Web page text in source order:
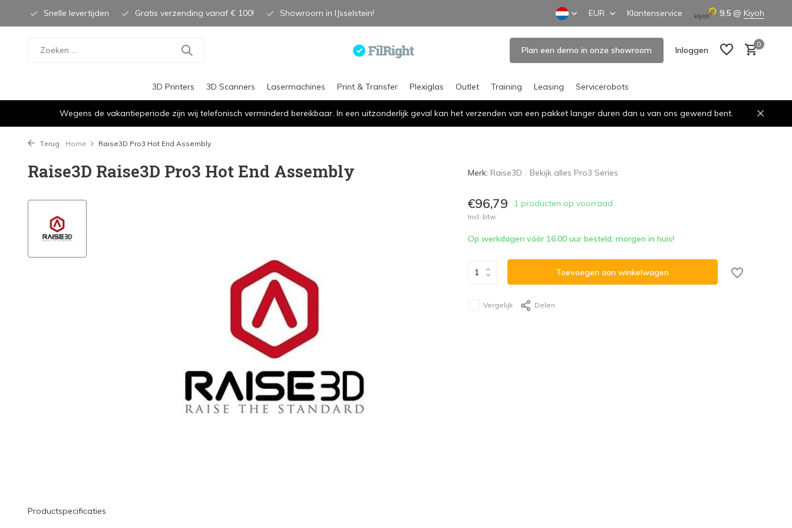
Snelle levertijden Gratis verzending vanaf € 100! Showroom in IJsselstein! EUR Klantenservice 9,5 @ Kiyoh
Plan een demo in onze showroom Inloggen
0
3D Printers 3D Scanners Lasermachines Print & Transfer Plexiglas Outlet Training Leasing Servicerobots
Wegens de vakantieperiode zijn wij telefonisch verminderd bereikbaar. In een uitzonderlijk geval kan het verzenden van een pakket langer duren dan u van ons gewend bent.
Terug Home Raise3D Pro3 Hot End Assembly
Raise3D Raise3D Pro3 Hot End Assembly
Productspecificaties
Merk: Raise3D Bekijk alles Pro3 Series
€96,79 1 producten op voorraad
Incl. btw
Op werkdagen vóór 16.00 uur besteld, morgen in huis!
Toevoegen aan winkelwagen
Vergelijk Delen